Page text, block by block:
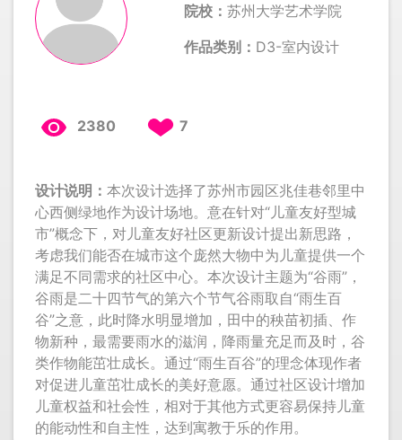
院校：苏州大学艺术学院
作品类别： D3-室内设计
2380 7
设计说明： 本次设计选择了苏州市园区兆佳巷邻里中
心西侧绿地作为设计场地。意在针对“儿童友好型城
市”概念下，对儿童友好社区更新设计提出新思路，
考虑我们能否在城市这个庞然大物中为儿童提供一个
满足不同需求的社区中心。本次设计主题为“谷雨”，
谷雨是二十四节气的第六个节气谷雨取自“雨生百
谷”之意，此时降水明显增加，田中的秧苗初插、作
物新种，最需要雨水的滋润，降雨量充足而及时，谷
类作物能茁壮成长。通过“雨生百谷”的理念体现作者
对促进儿童茁壮成长的美好意愿。通过社区设计增加
儿童权益和社会性，相对于其他方式更容易保持儿童
的能动性和自主性，达到寓教于乐的作用。